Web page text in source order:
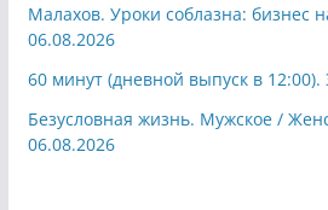
Малахов. Уроки соблазна: бизнес
06.08.2026
60 минут (дневной выпуск в
Безусловная жизнь. Мужское /
06.08.2026